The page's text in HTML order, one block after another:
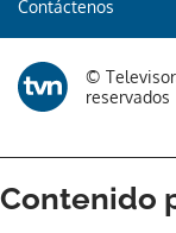
Contáctenos
©
reservados